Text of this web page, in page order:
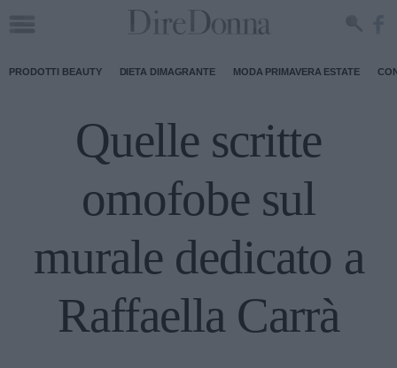
PRODOTTI BEAUTY DIETA DIMAGRANTE MODA PRIMAVERA ESTATE
Quelle scritte
omofobe sul
murale dedicato a
Raffaella Carrà